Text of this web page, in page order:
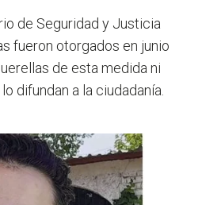
de Seguridad y Justicia
fueron otorgados en junio
de esta medida ni
difundan a la ciudadanía.